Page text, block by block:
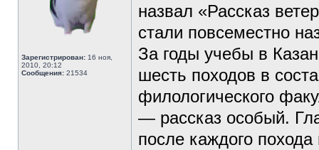
Зарегистрирован: 16 ноя,
2010, 20:12
Сообщения: 21534
назвал «Рассказ
стали повсеместно
За годы учебы в
шесть походов в
филологического
— рассказ особый.
после каждого